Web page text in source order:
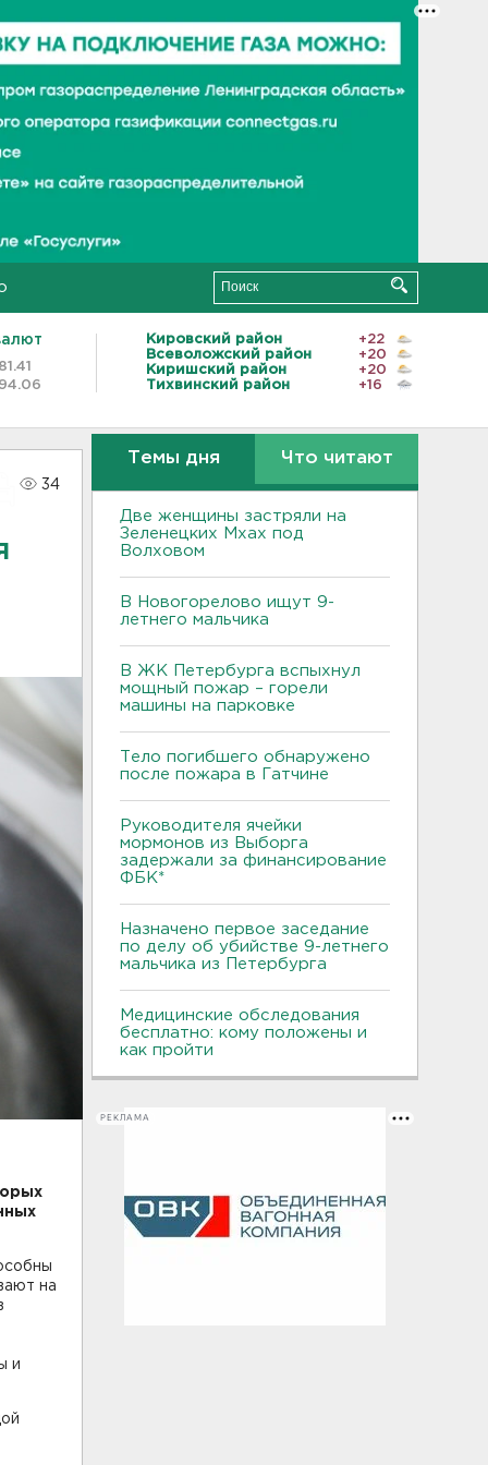
81.41
94.06
Кировский район
+22
Всеволожский район
+20
Киришский район
+20
Тихвинский район
+16
34
на
и
Темы дня Что читают
Две женщины застряли на
Зеленецких Мхах под
Волховом
В Новогорелово ищут 9-
летнего мальчика
В ЖК Петербурга вспыхнул
мощный пожар – горели
машины на парковке
Тело погибшего обнаружено
после пожара в Гатчине
Руководителя ячейки
мормонов из Выборга
задержали за финансирование
ФБК*
Назначено первое заседание
по делу об убийстве 9-летнего
мальчика из Петербурга
Медицинские обследования
бесплатно: кому положены и
как пройти
РЕКЛАМА